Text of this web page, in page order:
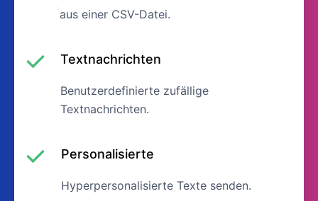
aus einer CSV-Datei.
Textnachrichten
Benutzerdefinierte zufällige
Textnachrichten.
Personalisierte
Hyperpersonalisierte Texte senden.